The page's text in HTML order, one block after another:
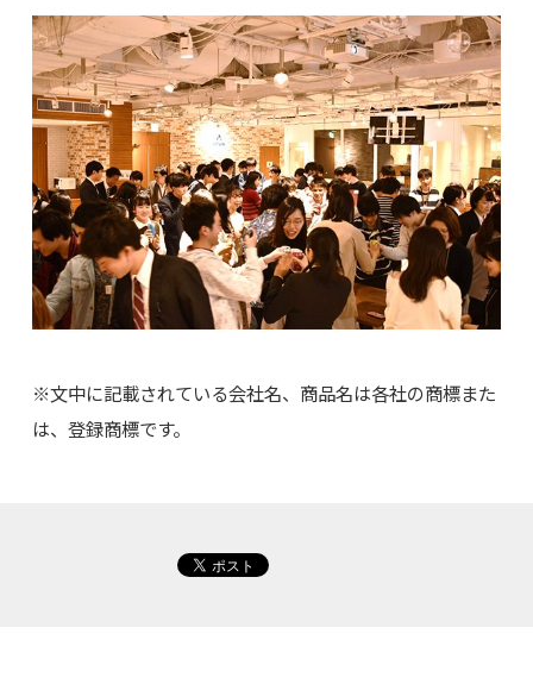
※文中に記載されている会社名、商品名は各社の商標また
は、登録商標です。